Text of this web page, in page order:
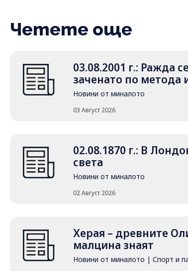
Четете още
03.08.2001 г.: Ражда
заченато по метода
Новини от миналото
03 Август 2026
02.08.1870 г.: В
света
Новини от миналото
02 Август 2026
Херая – древните
малцина знаят
Новини от миналото | Спорт и